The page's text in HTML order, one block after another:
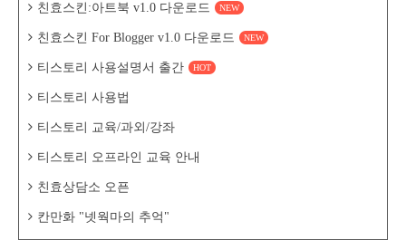
친효스킨:아트북 v1.0 다운로드 NEW
친효스킨 For Blogger v1.0 다운로드 NEW
티스토리 사용설명서 출간 HOT
티스토리 사용법
티스토리 교육/과외/강좌
티스토리 오프라인 교육 안내
친효상담소 오픈
칸만화 "넷웍마의 추억"